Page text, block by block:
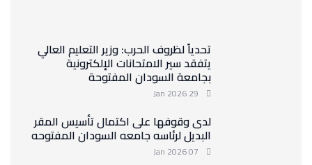
تحدياً لظروف الحرب: وزير التعليم العالي
يتفقد سير الامتحانات الإلكترونية
بجامعة السودان المفتوحة
لدى وقوفها على اكتمال تأسيس المقر
البديل لرئاسه جامعه السودان المفتوحه